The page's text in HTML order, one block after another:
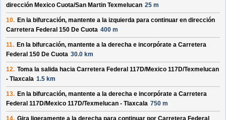
dirección Mexico Cuota/San Martin Texmelucan 25 m
10. En la bifurcación, mantente a la izquierda para continuar en dirección
Carretera Federal 150 De Cuota 400 m
11. En la bifurcación, mantente a la derecha e incorpórate a Carretera
Federal 150 De Cuota 30.0 km
12. Toma la salida hacia Carretera Federal 117D/Mexico 117D/Texmelucan
- Tlaxcala 1.5 km
13. En la bifurcación, mantente a la derecha e incorpórate a Carretera
Federal 117D/Mexico 117D/Texmelucan - Tlaxcala 750 m